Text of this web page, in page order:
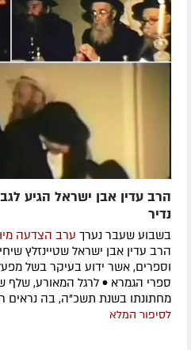
הרב עדין אבן ישראל הגיע
נדיר
בשבוע שעבר נערך ערב הצדעה
הרב עדין אבן ישראל שטיינזלץ
וספרים, אשר ידוע בעיקר בשל
ספרי הגמרא • לרגל המאורע, שלף
מחתונתו בשנת תשכ"ה, בה נראים
לסיפור המלא